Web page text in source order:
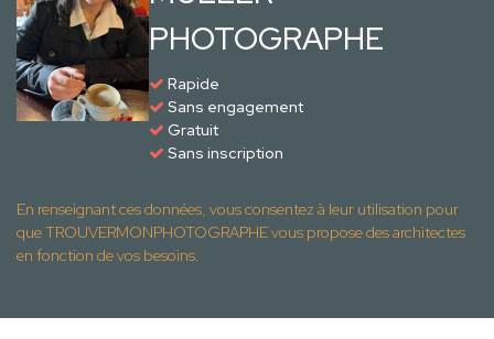
PHOTOGRAPHE
Rapide
Sans engagement
Gratuit
Sans inscription
En renseignant ces données, vous consentez à leur utilisation pour
que TROUVERMONPHOTOGRAPHE vous propose des architectes
en fonction de vos besoins.